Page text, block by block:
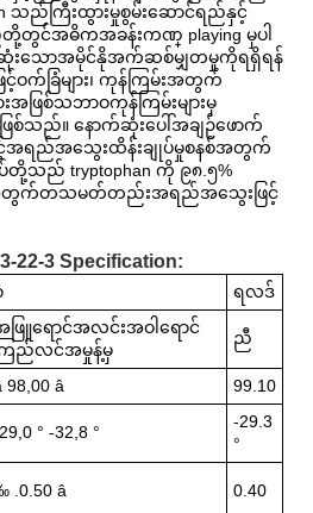
သည်ကြီးထွားမှုစွမ်းဆောင်ရည်နှင့်
တို့တွင်အဓိကအခန်းကဏ္ playing မှပါ
ဆုံးသောအမိုင်နိုအက်ဆစ်မျှတမှုကိုရရှိရန်
င့်ဝက်ခြံများ၊ ကုန်ကြမ်းအတွက်
အဖြစ်သဘာဝကုန်ကြမ်းများမှ
စ်သည်။ နောက်ဆုံးပေါ်အချဉ်ဖောက်
င့်အရည်အသွေးထိန်းချုပ်မှုစနစ်အတွက်
တို့သည် tryptophan ကို ၉၈.၅%
တွက်တသမတ်တည်းအရည်အသွေးဖြင့်
22-3 Specification:
ရလဒ်
ဖြူရောင်အလင်းအဝါရောင်
ြည်လင်အမှုန့်မှ
ညီ
98,00 â 99.10
° -32,8 °
-29.3
°
.0.50 â 0.40